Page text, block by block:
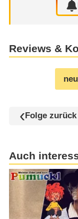
Reviews &
Folge zurück
Auch